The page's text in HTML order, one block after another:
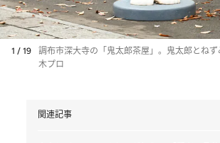
1 / 19
調布市深大寺の「鬼太郎茶屋」。鬼太郎とね
木プロ
関連記事